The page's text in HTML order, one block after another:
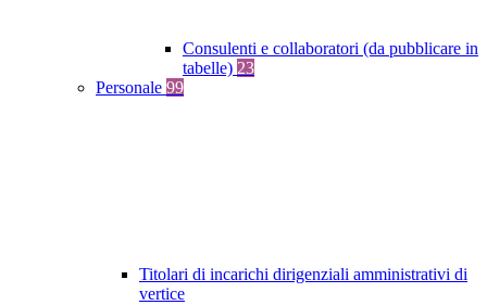
Consulenti e collaboratori (da pubblicare in
tabelle) 23
Personale 99
Titolari di incarichi dirigenziali amministrativi di
vertice